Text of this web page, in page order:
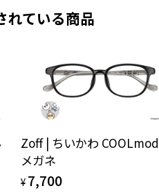
チメント込みの重さ
定いただけます（無料）。
してお使いください。
れている商品
Zoff | ちいかわ
メガネ
¥ 7,700